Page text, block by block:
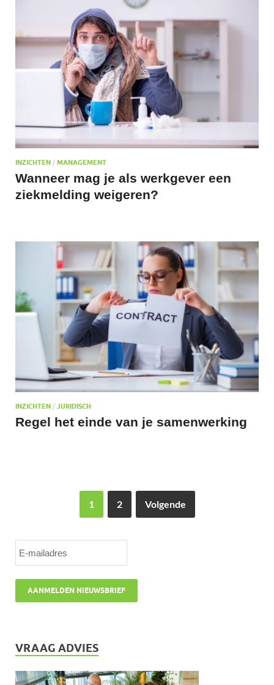
INZICHTEN / MANAGEMENT
Wanneer mag je als werkgever een
ziekmelding weigeren?
INZICHTEN / JURIDISCH
Regel het einde van je samenwerking
1 2 Volgende
VRAAG ADVIES